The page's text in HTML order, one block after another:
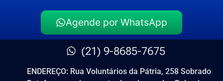
Agende por WhatsApp
(21) 9-8685-7675
ENDEREÇO: Rua Voluntários da Pátria, 258 Sobrado